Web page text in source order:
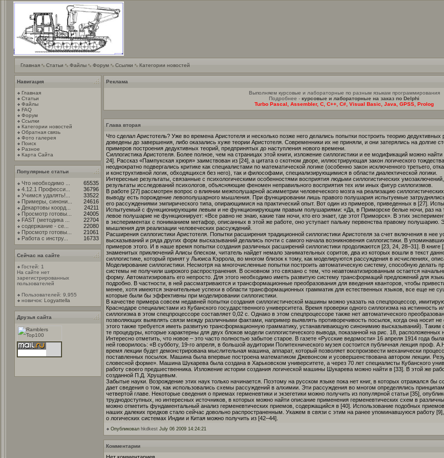
Главная Статьи Файлы Форум Ссылки Категории новостей
Навигация
Главная
Статьи
Файлы
FAQ
Форум
Ссылки
Категории новостей
Обратная связь
Фото галерея
Поиск
Разное
Карта Сайта
Популярные статьи
Что необходимо ...
65535
4.12.1 Професси...
36796
Учимся удалять!...
33522
Примеры, синони...
24616
Декартовы коорд...
24211
Просмотр готовы...
24005
FAST (методика ...
22704
содержание - се...
22080
Просмотр готовы...
21061
Работа с инстру...
16733
Сейчас на сайте
Гостей: 1
На сайте нет
зарегистрированных
пользователей
Пользователей: 9,955
новичок: Logyattella
Друзья сайта
Реклама
Выполняем курсовые и лабораторные по разным языкам программирования
Подробнее - курсовые и лабораторные на заказ по Delphi
Turbo Pascal, Assembler, C, C++, C#, Visual Basic, Java, GPSS, Prolog
Глава вторая
Что сделал Аристотель? Уже во времена Аристотеля и несколько позже него делались попытки построить теорию
доведены до завершения, либо оказались хуже теории Аристотеля. Современники их не приняли, и они затерялись на долгие
примеров построения дедуктивных теорий, предпринятых до наступления нового времени.
Силлогистика Аристотеля. Более полное, чем на страницах этой книги, изложение силлогистики и ее модификаций можно
24]. Рассказ «Пампукская хрюря» заимствован из [24], а цитата о скотном дворе, иллюстрирующая закон логического
неоднократно подвергались критике как специалистами по математической логике (особенно закон исключенного третьего,
и конструктивной логик, обходящихся без него), так и философами, специализирующимися в области диалектической логики.
Интересные результаты, связанные с психологическими особенностями восприятия людьми силлогистических
результаты исследований психологов, объясняющие феномен неправильного восприятия тех или иных фигур силлогизмов.
В работе [27] рассмотрен вопрос о влиянии межполушарной асимметрии человеческого мозга на реализацию
выводу есть порождение левополушарного мышления. При функцировании лишь правого полушария испытуемые
его рассуждениями эмпирического типа, опирающимися на практический опыт. Вот один из примеров, приведенных в [27].
Испытуемый с функционирующим левым и не функционирующим правым полушариями: «Да, в Приморске белые ночи, раз на
левое полушарие не функционирует: «Все равно не знаю, какие там ночи, кто его знает, где этот Приморск». В этих
в экспериментах с пониманием метафор, описанных в этой же работе, оно уступает пальму первенства правому полушарию.
мышления для реализации человеческих рассуждений.
Расширения силлогистики Аристотеля. Попытки расширения традиционной силлогистики Аристотеля за счет включения в нее
высказываний и ряда других форм высказываний делались почти с самого начала возникновения силлогистики. В
примеров этого. И в наше время попытки создания различных расширений силлогистики продолжаются [23, 24, 28–31]. В
знаменитых приключений Алисы блеском, читатель найдет немало занимательных соритов, два из которых вошли в текст
силлогистике, который принят у Льюиса Кэррола, во многом близок к тому, как моделируются рассуждения в исчислениях,
Моделирование силлогистики. Несмотря на многочисленные попытки построить автоматическую систему, способную делать
системы не получили широкого распространения. В основном это связано с тем, что неавтоматизированным остается
форму. Автоматизировать его непросто. Для этого необходимо иметь развитую систему трансформаций предложений для
подробно. В частности, в ней рассматриваются и трансформационные преобразования для введения кванторов, чтобы
менее, хотя имеются значительные успехи в области трансформационных грамматик для естественных языков, все еще не
которые были бы эффективны при моделировании силлогистики.
В качестве примера совсем недавней попытки создания силлогистической машины можно указать на спецпроцессор,
Краснодаре специалистами из Кубанского государственного университета. Время проверки одного силлогизма на истинность
силлогизма в этом спецпроцессоре составляет 0,02 с. Однако в этом спецпроцессоре также нет автоматического
позволяющих выявлять связи между различными фактами, например выявлять противоречивость посылок, когда она носит не
этого также требуется иметь развитую трансформационную грамматику, устанавливающую синонимию высказываний).
те процедуры, которые характерны для двух блоков модели силлогистического вывода, показанной на рис. 18, расположенных
Интересно отметить, что новое – это часто полностью забытое старое. В газете «Русские ведомости» 16 апреля 1914 года
ней говорилось: «В субботу, 19-го апреля, в большой аудитории Политехнического музея состоится публичная лекция проф.
время лекции будет демонстрирована мыслительная машина, аппарат, который позволяет воспроизвести механически
поставленных посылок. Машина была впервые построена математиком Джевонсом и усовершенствована автором лекции.
словесной форме». Машина Шукарева была создана в Харьковском университете, а через 70 лет специалисты Кубанского
работу своего предшественника. Изложение истории создания логической машины Шукарева можно найти в [33]. В этой же
созданной П.Д. Хрущевым.
Забытые науки. Возрождение этих наук только начинается. Поэтому на русском языке пока нет книг, в которых отражался
дает сведения о том, как использовались схемы рассуждений в алхимии. Эти рассуждения во многом определялись
четвертой главе. Некоторые сведения о приемах герменевтики и экзегетики можно получить из популярной статьи [35],
труднодоступных, но интересных источников, в которых можно найти описание применения герменевтических схем в
можно отметить фундаментальный анализ герменевтических приемов, содержащийся в [40]. Использование подобных
наших далеких предков стало сейчас довольно распространенным. Укажем в связи с этим на ранее упоминавшуюся работу
о логических системах Индии и Китая можно получить из [42–44].
Опубликовал hkdkest July 06 2009 14:24:21
Комментарии